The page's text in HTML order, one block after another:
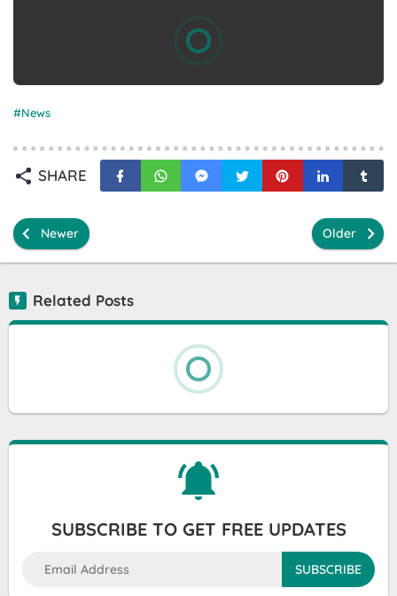
News
SHARE
Newer Older
Related Posts
SUBSCRIBE TO GET FREE UPDATES